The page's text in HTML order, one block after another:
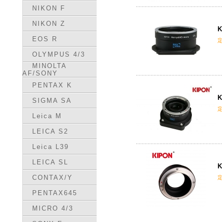
NIKON F
NIKON Z
EOS R
OLYMPUS 4/3
MINOLTA
AF/SONY
PENTAX K
SIGMA SA
Leica M
LEICA S2
Leica L39
LEICA SL
CONTAX/Y
PENTAX645
MICRO 4/3